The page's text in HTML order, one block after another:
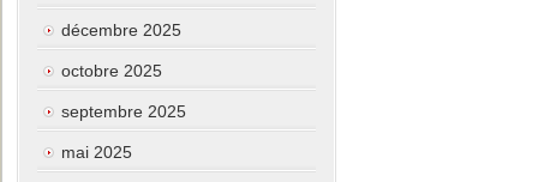
décembre 2025
octobre 2025
septembre 2025
mai 2025